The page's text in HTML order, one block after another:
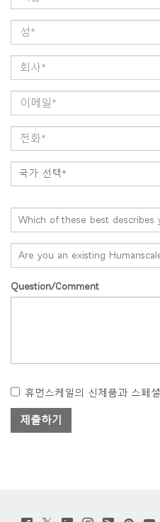
국가 선택*
Which of these best describes
Are you an existing
Question/Comment
휴먼스케일의 신제품과 스페
Twitter